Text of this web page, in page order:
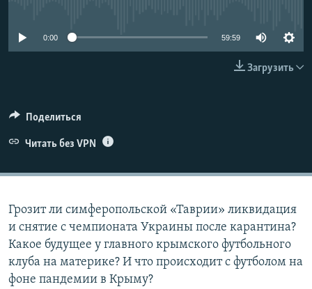
0:00 59:59
Загрузить
Поделиться
Читать без VPN
Грозит ли симферопольской «Таврии» ликвидация
и снятие с чемпионата Украины после карантина?
Какое будущее у главного крымского футбольного
клуба на материке? И что происходит с футболом на
фоне пандемии в Крыму?